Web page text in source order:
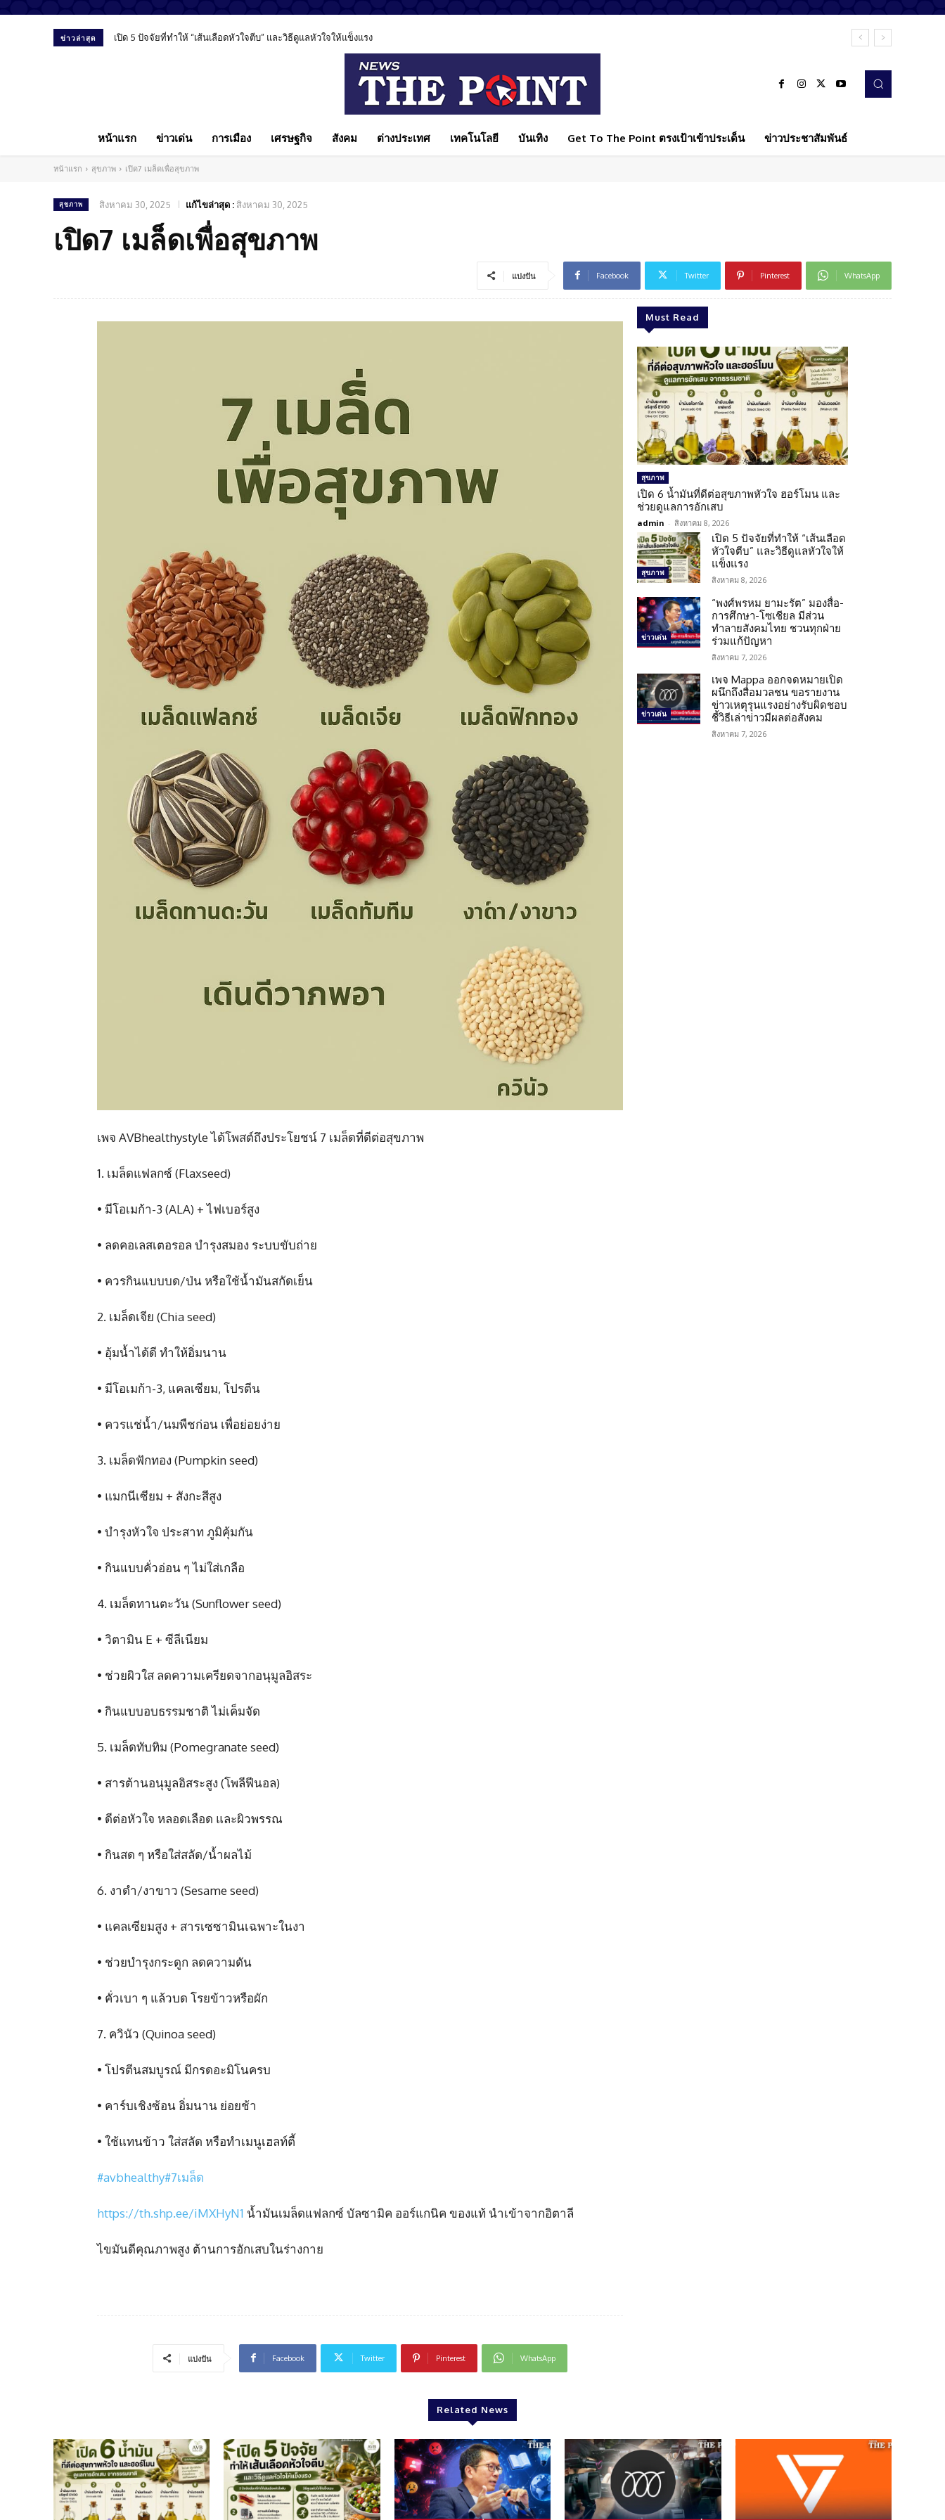
ข่าวล่าสุด เปิด 5 ปัจจัยที่ทำให้ “เส้นเลือดหัวใจตีบ” และวิธีดูแลหัวใจให้แข็งแรง
“พงศ์พรหม ยามะรัต” มองสื่อ-การศึกษา-โซเชียล มีส่วนทำลายสังคมไทย ชวนทุกฝ่ายร่วมแก้ปัญหา
หน้าแรก ข่าวเด่น การเมือง เศรษฐกิจ สังคม ต่างประเทศ เทคโนโลยี บันเทิง Get To The Point ตรงเป้าเข้าประเด็น ข่าวประชาสัมพันธ์
หน้าแรก สุขภาพ เปิด7 เมล็ดเพื่อสุขภาพ
สุขภาพ สิงหาคม 30, 2025 แก้ไขล่าสุด : สิงหาคม 30, 2025
เปิด7 เมล็ดเพื่อสุขภาพ
แบ่งปัน Facebook Twitter Pinterest WhatsApp
เพจ AVBhealthystyle ได้โพสต์ถึงประโยชน์ 7 เมล็ดที่ดีต่อสุขภาพ
1. เมล็ดแฟลกซ์ (Flaxseed)
• มีโอเมก้า-3 (ALA) + ไฟเบอร์สูง
• ลดคอเลสเตอรอล บำรุงสมอง ระบบขับถ่าย
• ควรกินแบบบด/ป่น หรือใช้น้ำมันสกัดเย็น
2. เมล็ดเจีย (Chia seed)
• อุ้มน้ำได้ดี ทำให้อิ่มนาน
• มีโอเมก้า-3, แคลเซียม, โปรตีน
• ควรแช่น้ำ/นมพืชก่อน เพื่อย่อยง่าย
3. เมล็ดฟักทอง (Pumpkin seed)
• แมกนีเซียม + สังกะสีสูง
• บำรุงหัวใจ ประสาท ภูมิคุ้มกัน
• กินแบบคั่วอ่อน ๆ ไม่ใส่เกลือ
4. เมล็ดทานตะวัน (Sunflower seed)
• วิตามิน E + ซีลีเนียม
• ช่วยผิวใส ลดความเครียดจากอนุมูลอิสระ
• กินแบบอบธรรมชาติ ไม่เค็มจัด
5. เมล็ดทับทิม (Pomegranate seed)
• สารต้านอนุมูลอิสระสูง (โพลีฟีนอล)
• ดีต่อหัวใจ หลอดเลือด และผิวพรรณ
• กินสด ๆ หรือใส่สลัด/น้ำผลไม้
6. งาดำ/งาขาว (Sesame seed)
• แคลเซียมสูง + สารเซซามินเฉพาะในงา
• ช่วยบำรุงกระดูก ลดความดัน
• คั่วเบา ๆ แล้วบด โรยข้าวหรือผัก
7. ควินัว (Quinoa seed)
• โปรตีนสมบูรณ์ มีกรดอะมิโนครบ
• คาร์บเชิงซ้อน อิ่มนาน ย่อยช้า
• ใช้แทนข้าว ใส่สลัด หรือทำเมนูเฮลท์ตี้
#avbhealthy#7เมล็ด
https://th.shp.ee/iMXHyN1 น้ำมันเมล็ดแฟลกซ์ บัลซามิค ออร์แกนิค ของแท้ นำเข้าจากอิตาลี
ไขมันดีคุณภาพสูง ต้านการอักเสบในร่างกาย
แบ่งปัน Facebook Twitter Pinterest WhatsApp
Must Read
สุขภาพ
เปิด 6 น้ำมันที่ดีต่อสุขภาพหัวใจ ฮอร์โมน และ
ช่วยดูแลการอักเสบ
admin - สิงหาคม 8, 2026
สุขภาพ
เปิด 5 ปัจจัยที่ทำให้ “เส้นเลือด
หัวใจตีบ” และวิธีดูแลหัวใจให้
แข็งแรง
สิงหาคม 8, 2026
ข่าวเด่น
“พงศ์พรหม ยามะรัต” มองสื่อ-
การศึกษา-โซเชียล มีส่วน
ทำลายสังคมไทย ชวนทุกฝ่าย
ร่วมแก้ปัญหา
สิงหาคม 7, 2026
ข่าวเด่น
เพจ Mappa ออกจดหมายเปิด
ผนึกถึงสื่อมวลชน ขอรายงาน
ข่าวเหตุรุนแรงอย่างรับผิดชอบ
ชี้วิธีเล่าข่าวมีผลต่อสังคม
สิงหาคม 7, 2026
Related News